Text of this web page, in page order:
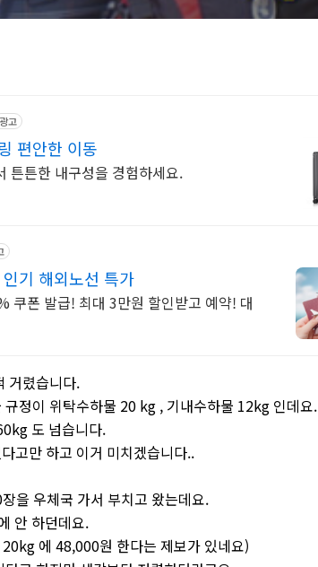
광고
편안한 이동
튼튼한 내구성을 경험하세요.
기 해외노선 특가
쿠폰 발급! 최대 3만원 할인받고 예약! 대
거렸습니다.
규정이 위탁수하물 20 kg , 기내수하물 12kg 인데요.
도 넘습니다.
고만 하고 이거 미치겠습니다..
을 우체국 가서 부치고 왔는데요.
안 하던데요.
에 48,000원 한다는 제보가 있네요)